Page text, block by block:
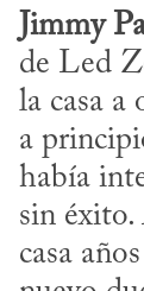
Jimmy
de Led
la casa a
a
había
sin éxito.
casa